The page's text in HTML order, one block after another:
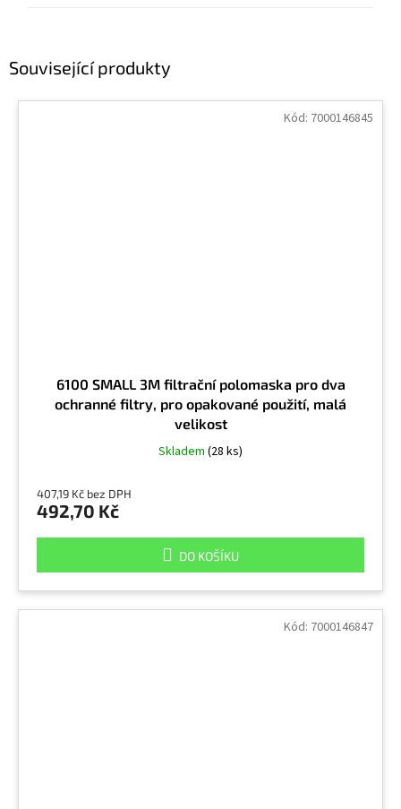
Související produkty
6100 SMALL 3M filtrační polomaska pro dva
ochranné filtry, pro opakované použití, malá
velikost
Skladem (28 ks)
407,19 Kč bez DPH
492,70 Kč
DO KOŠÍKU
Kód: 7000146845
Kód: 7000146847